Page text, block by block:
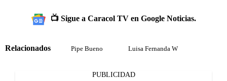
📺 Sigue a Caracol TV en Google Noticias.
Relacionados Pipe Bueno Luisa Fernanda W
PUBLICIDAD